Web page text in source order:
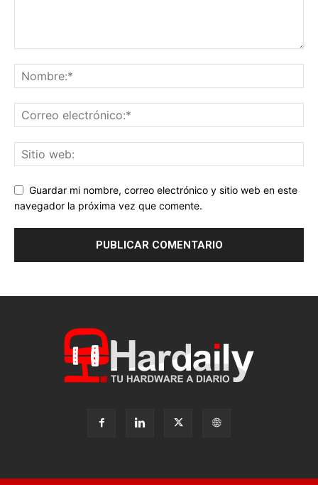
Guardar mi nombre, correo electrónico y sitio web en este
navegador la próxima vez que comente.